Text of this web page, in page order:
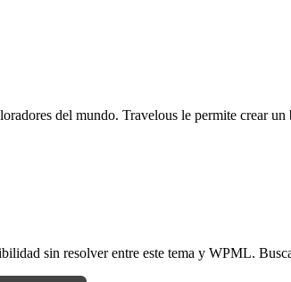
del mundo. Travelous le permite crear
sin resolver entre este tema y WPML.